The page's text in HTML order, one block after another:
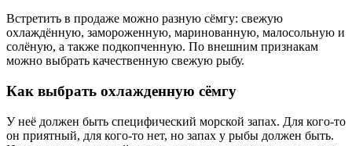
Встретить в продаже можно разную сёмгу: свежую
охлаждённую, замороженную, маринованную, малосольную и
солёную, а также подкопченную. По внешним признакам
можно выбрать качественную свежую рыбу.
Как выбрать охлажденную сёмгу
У неё должен быть специфический морской запах. Для кого-то
он приятный, для кого-то нет, но запах у рыбы должен быть.